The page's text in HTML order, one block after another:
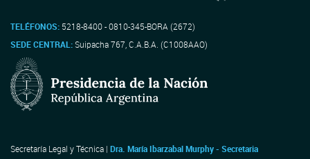
TELÉFONOS: 5218-8400 - 0810-345-BORA (2672)
SEDE CENTRAL:Suipacha 767, C.A.B.A. (C1008AAO)
Secretaría Legal y Técnica | Dra. María Ibarzabal Murphy - Secretaria